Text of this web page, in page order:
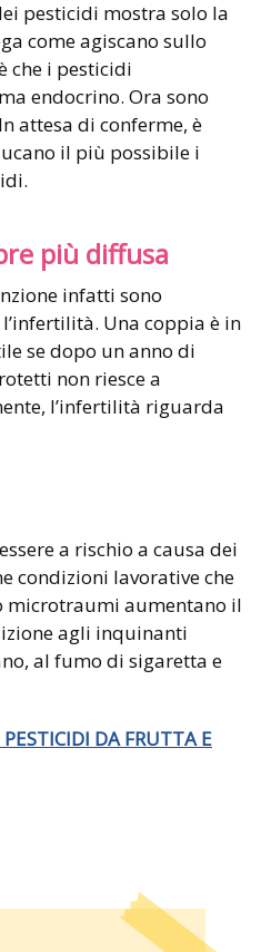
pesticidi mostra solo la
come agiscano sullo
che i pesticidi
endocrino. Ora sono
attesa di conferme, è
il più possibile i
più diffusa
infatti sono
Una coppia è in
se dopo un anno di
non riesce a
l’infertilità riguarda
a rischio a causa dei
condizioni lavorative che
microtraumi aumentano il
agli inquinanti
al fumo di sigaretta e
DA FRUTTA E